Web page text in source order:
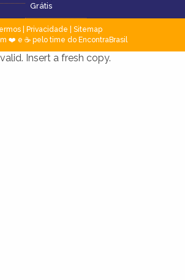
Grátis
| Privacidade
Sitemap
❤️ e ☕ pelo time do EncontraBrasil
Insert a fresh copy.